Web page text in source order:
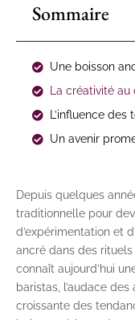
Sommaire
Une boisson
La créativité
L’influence
Un avenir
Depuis quelques
traditionnelle pour
d’expérimentation et
ancré dans des
connaît aujourd’hui
baristas, l’audace
croissante des